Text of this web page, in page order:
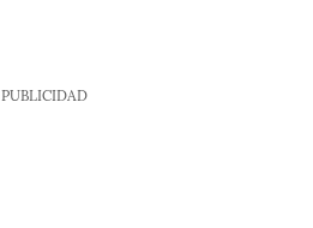
PUBLICIDAD